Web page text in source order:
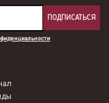
ПОДПИСАТЬСЯ